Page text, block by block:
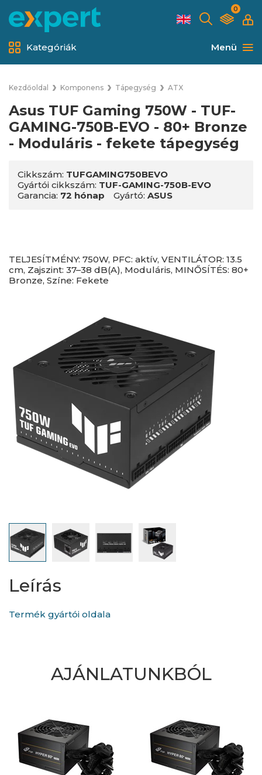
0
Menü
Kategóriák
Kezdőoldal Komponens Tápegység ATX
Asus TUF Gaming 750W - TUF-
GAMING-750B-EVO - 80+ Bronze
- Moduláris - fekete tápegység
Cikkszám: TUFGAMING750BEVO
Gyártói cikkszám: TUF-GAMING-750B-EVO
Garancia: 72 hónap Gyártó: ASUS
TELJESÍTMÉNY: 750W, PFC: aktív, VENTILÁTOR: 13.5
cm, Zajszint: 37–38 dB(A), Moduláris, MINŐSÍTÉS: 80+
Bronze, Színe: Fekete
Leírás
Termék gyártói oldala
AJÁNLATUNKBÓL